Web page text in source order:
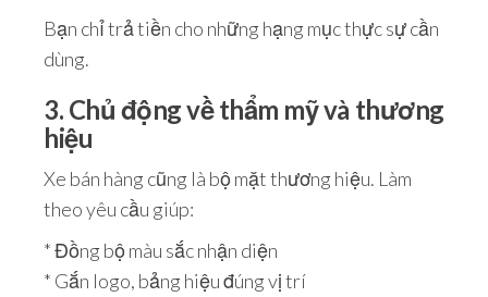
Bạn chỉ trả tiền cho những hạng mục thực sự cần
dùng.
3. Chủ động về thẩm mỹ và thương
hiệu
Xe bán hàng cũng là bộ mặt thương hiệu. Làm
theo yêu cầu giúp:
* Đồng bộ màu sắc nhận diện
* Gắn logo, bảng hiệu đúng vị trí